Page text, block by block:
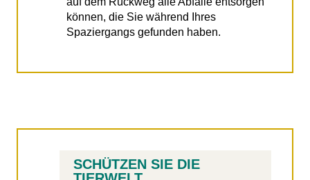
können, die Sie während Ihres
Spaziergangs gefunden haben.
SCHÜTZEN SIE DIE